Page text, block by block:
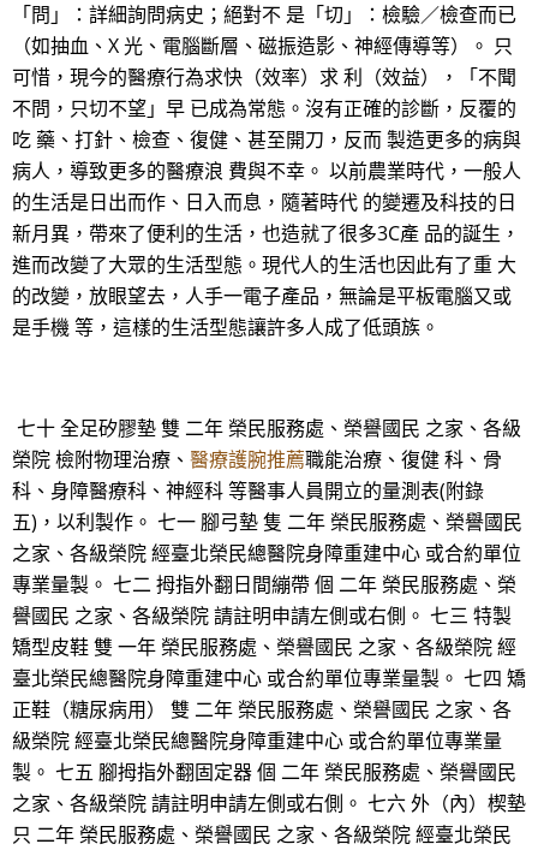
「問」：詳細詢問病史；絕對不 是「切」：檢驗／檢查而已
（如抽血、X 光、電腦斷層、磁振造影、神經傳導等）。 只
可惜，現今的醫療行為求快（效率）求 利（效益），「不聞
不問，只切不望」早 已成為常態。沒有正確的診斷，反覆的
吃 藥、打針、檢查、復健、甚至開刀，反而 製造更多的病與
病人，導致更多的醫療浪 費與不幸。 以前農業時代，一般人
的生活是日出而作、日入而息，隨著時代 的變遷及科技的日
新月異，帶來了便利的生活，也造就了很多3C產 品的誕生，
進而改變了大眾的生活型態。現代人的生活也因此有了重 大
的改變，放眼望去，人手一電子產品，無論是平板電腦又或
是手機 等，這樣的生活型態讓許多人成了低頭族。
七十 全足矽膠墊 雙 二年 榮民服務處、榮譽國民 之家、各級
榮院 檢附物理治療、 醫療護腕推薦職能治療、復健 科、骨
科、身障醫療科、神經科 等醫事人員開立的量測表(附錄
五)，以利製作。 七一 腳弓墊 隻 二年 榮民服務處、榮譽國民
之家、各級榮院 經臺北榮民總醫院身障重建中心 或合約單位
專業量製。 七二 拇指外翻日間繃帶 個 二年 榮民服務處、榮
譽國民 之家、各級榮院 請註明申請左側或右側。 七三 特製
矯型皮鞋 雙 一年 榮民服務處、榮譽國民 之家、各級榮院 經
臺北榮民總醫院身障重建中心 或合約單位專業量製。 七四 矯
正鞋（糖尿病用） 雙 二年 榮民服務處、榮譽國民 之家、各
級榮院 經臺北榮民總醫院身障重建中心 或合約單位專業量
製。 七五 腳拇指外翻固定器 個 二年 榮民服務處、榮譽國民
之家、各級榮院 請註明申請左側或右側。 七六 外（內）楔墊
只 二年 榮民服務處、榮譽國民 之家、各級榮院 經臺北榮民